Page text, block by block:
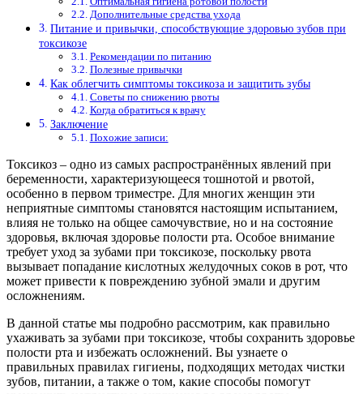
Дополнительные средства ухода
Питание и привычки, способствующие здоровью зубов при
токсикозе
Рекомендации по питанию
Полезные привычки
Как облегчить симптомы токсикоза и защитить зубы
Советы по снижению рвоты
Когда обратиться к врачу
Заключение
Похожие записи:
Токсикоз – одно из самых распространённых явлений при
беременности, характеризующееся тошнотой и рвотой,
особенно в первом триместре. Для многих женщин эти
неприятные симптомы становятся настоящим испытанием,
влияя не только на общее самочувствие, но и на состояние
здоровья, включая здоровье полости рта. Особое внимание
требует уход за зубами при токсикозе, поскольку рвота
вызывает попадание кислотных желудочных соков в рот, что
может привести к повреждению зубной эмали и другим
осложнениям.
В данной статье мы подробно рассмотрим, как правильно
ухаживать за зубами при токсикозе, чтобы сохранить здоровье
полости рта и избежать осложнений. Вы узнаете о
правильных правилах гигиены, подходящих методах чистки
зубов, питании, а также о том, какие способы помогут